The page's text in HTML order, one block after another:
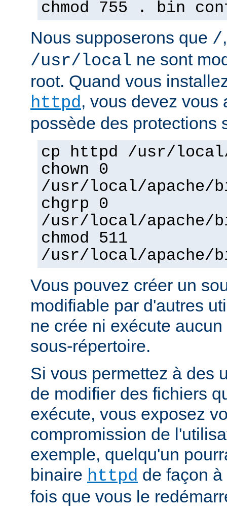
chmod 755 . bin
Nous supposerons que /
/usr/local ne sont
root. Quand vous
httpd, vous devez vous
possède des protections
cp httpd /usr/
chown 0
/usr/local/apache/
chgrp 0
/usr/local/apache/
chmod 511
/usr/local/apache/
Vous pouvez créer un
modifiable par d'autres
ne crée ni exécute
sous-répertoire.
Si vous permettez à des
de modifier des fichiers
exécute, vous exposez
compromission de
exemple, quelqu'un
binaire httpd de façon
fois que vous le